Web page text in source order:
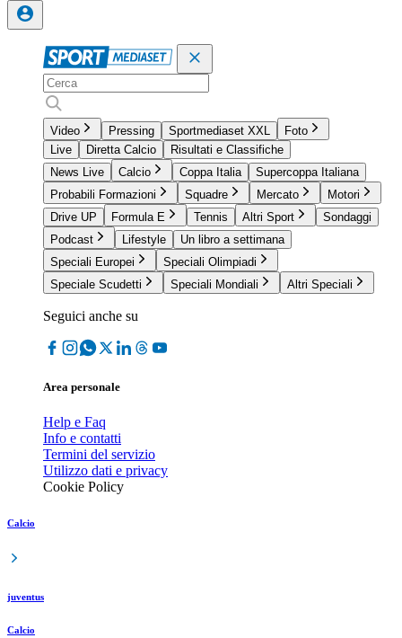
Video Pressing Sportmediaset XXL
Foto
Live
Diretta Calcio
Risultati e Classifiche
News Live
Calcio Coppa Italia
Supercoppa Italiana
Probabili Formazioni
Squadre Mercato
Motori
Drive UP
Formula E Tennis Altri Sport
Sondaggi
Podcast
Lifestyle
Un libro a settimana
Speciali Europei
Speciali Olimpiadi
Speciale Scudetti
Speciali Mondiali Altri Speciali
Seguici anche su
Area personale
Help e Faq
Info e contatti
Termini del servizio
Utilizzo dati e privacy
Cookie Policy
Calcio
juventus
Calcio